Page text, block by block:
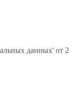
данных'